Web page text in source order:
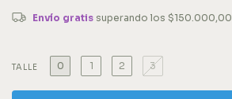
Envío gratis superando los $150.000,00
TALLE 0 1 2 3